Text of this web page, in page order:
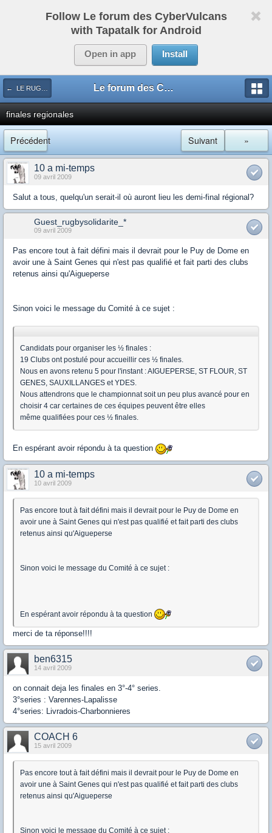
Follow Le forum des CyberVulcans
with Tapatalk for Android
Open in app Install
← LE RUGBY DE CHEZ NOUS Le forum des CyberVulcans
finales regionales
Précédent »
Suivant
10 a mi-temps
09 avril 2009
Salut a tous, quelqu'un serait-il où auront lieu les demi-final régional?
Guest_rugbysolidarite_*
09 avril 2009
Pas encore tout à fait défini mais il devrait pour le Puy de Dome en
avoir une à Saint Genes qui n'est pas qualifié et fait parti des clubs
retenus ainsi qu'Aigueperse
Sinon voici le message du Comité à ce sujet :
Candidats pour organiser les ½ finales :
19 Clubs ont postulé pour accueillir ces ½ finales.
Nous en avons retenu 5 pour l'instant : AIGUEPERSE, ST FLOUR, ST
GENES, SAUXILLANGES et YDES.
Nous attendrons que le championnat soit un peu plus avancé pour en
choisir 4 car certaines de ces équipes peuvent être elles
même qualifiées pour ces ½ finales.
En espérant avoir répondu à ta question
10 a mi-temps
10 avril 2009
Pas encore tout à fait défini mais il devrait pour le Puy de Dome en
avoir une à Saint Genes qui n'est pas qualifié et fait parti des clubs
retenus ainsi qu'Aigueperse
Sinon voici le message du Comité à ce sujet :
En espérant avoir répondu à ta question
merci de ta réponse!!!!
ben6315
14 avril 2009
on connait deja les finales en 3°-4° series.
3°series : Varennes-Lapalisse
4°series: Livradois-Charbonnieres
COACH 6
15 avril 2009
Pas encore tout à fait défini mais il devrait pour le Puy de Dome en
avoir une à Saint Genes qui n'est pas qualifié et fait parti des clubs
retenus ainsi qu'Aigueperse
Sinon voici le message du Comité à ce sujet :